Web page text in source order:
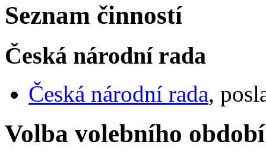
Seznam činností
Česká národní rada
Česká národní rada,
Volba volebního období